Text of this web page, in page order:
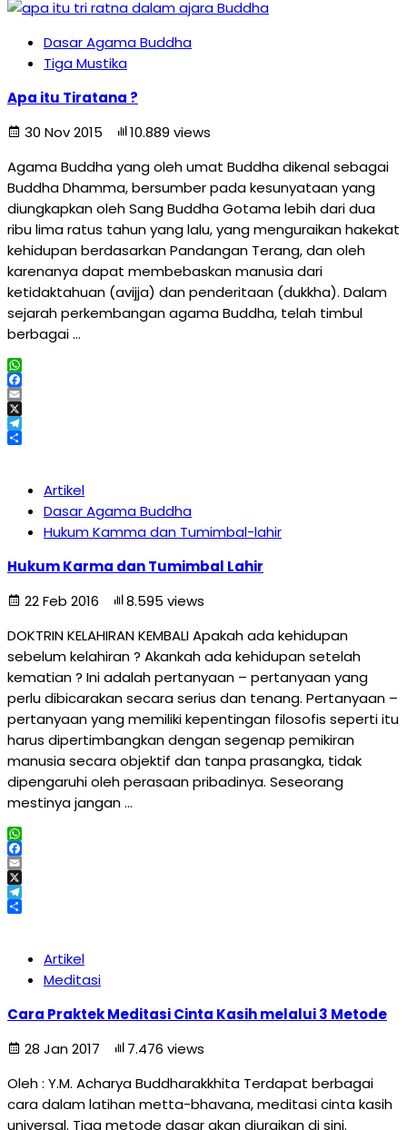
Share
Dasar Agama Buddha
Tiga Mustika
Apa itu Tiratana ?
30 Nov 2015
10.889 views
Agama Buddha yang oleh umat Buddha dikenal sebagai
Buddha Dhamma, bersumber pada kesunyataan yang
diungkapkan oleh Sang Buddha Gotama lebih dari dua
ribu lima ratus tahun yang lalu, yang menguraikan hakekat
kehidupan berdasarkan Pandangan Terang, dan oleh
karenanya dapat membebaskan manusia dari
ketidaktahuan (avijja) dan penderitaan (dukkha). Dalam
sejarah perkembangan agama Buddha, telah timbul
berbagai …
WhatsApp
Facebook
Email
X
Telegram
Artikel
Dasar Agama Buddha
Hukum Kamma dan Tumimbal-lahir
Hukum Karma dan Tumimbal Lahir
22 Feb 2016
8.595 views
DOKTRIN KELAHIRAN KEMBALI Apakah ada kehidupan
sebelum kelahiran ? Akankah ada kehidupan setelah
kematian ? Ini adalah pertanyaan – pertanyaan yang
perlu dibicarakan secara serius dan tenang. Pertanyaan –
pertanyaan yang memiliki kepentingan filosofis seperti itu
harus dipertimbangkan dengan segenap pemikiran
manusia secara objektif dan tanpa prasangka, tidak
dipengaruhi oleh perasaan pribadinya. Seseorang
mestinya jangan …
WhatsApp
Facebook
Email
X
Telegram
Artikel
Meditasi
Cara Praktek Meditasi Cinta Kasih melalui 3 Metode
28 Jan 2017
7.476 views
Oleh : Y.M. Acharya Buddharakkhita Terdapat berbagai
cara dalam latihan metta-bhavana, meditasi cinta kasih
universal. Tiga metode dasar akan diuraikan di sini.